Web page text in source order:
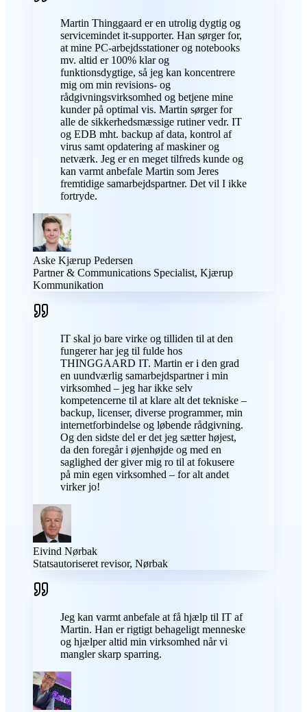
Martin Thinggaard er en utrolig dygtig og
servicemindet it-supporter. Han sørger for,
at mine PC-arbejdsstationer og notebooks
mv. altid er 100% klar og
funktionsdygtige, så jeg kan koncentrere
mig om min revisions- og
rådgivningsvirksomhed og betjene mine
kunder på optimal vis. Martin sørger for
alle de sikkerhedsmæssige rutiner vedr. IT
og EDB mht. backup af data, kontrol af
virus samt opdatering af maskiner og
netværk. Jeg er en meget tilfreds kunde og
kan varmt anbefale Martin som Jeres
fremtidige samarbejdspartner. Det vil I ikke
fortryde.
Aske Kjærup Pedersen
Partner & Communications Specialist, Kjærup
Kommunikation
IT skal jo bare virke og tilliden til at den
fungerer har jeg til fulde hos
THINGGAARD IT. Martin er i den grad
en uundværlig samarbejdspartner i min
virksomhed – jeg har ikke selv
kompetencerne til at klare alt det tekniske –
backup, licenser, diverse programmer, min
internetforbindelse og løbende rådgivning.
Og den sidste del er det jeg sætter højest,
da den foregår i øjenhøjde og med en
saglighed der giver mig ro til at fokusere
på min egen virksomhed – for alt andet
virker jo!
Eivind Nørbak
Statsautoriseret revisor, Nørbak
Jeg kan varmt anbefale at få hjælp til IT af
Martin. Han er rigtigt behageligt menneske
og hjælper altid min virksomhed når vi
mangler skarp sparring.